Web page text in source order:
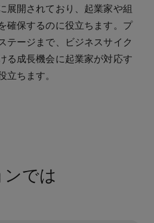
展開されており、起業家や組
確保するのに役立ちます。プ
テージまで、ビジネスサイク
る成長機会に起業家が対応す
立ちます。
ンでは